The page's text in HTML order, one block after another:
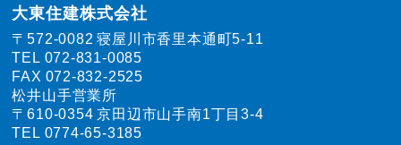
大東住建株式会社
〒572-0082寝屋川市香里本通町5-11
TEL 072-831-0085
FAX 072-832-2525
松井山手営業所
〒610-0354京田辺市山手南1丁目3-4
TEL 0774-65-3185